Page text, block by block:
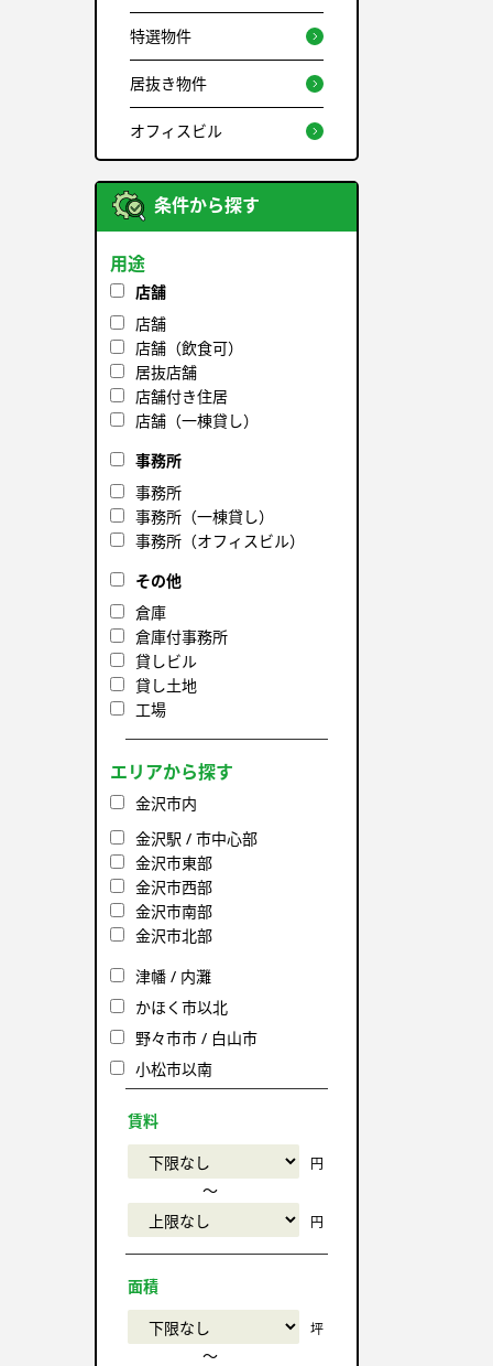
特選物件
居抜き物件
オフィスビル
条件から探す
用途
店舗
店舗
店舗（飲食可）
居抜店舗
店舗付き住居
店舗（一棟貸し）
事務所
事務所
事務所（一棟貸し）
事務所（オフィスビル）
その他
倉庫
倉庫付事務所
貸しビル
貸し土地
工場
エリアから探す
金沢市内
金沢駅 / 市中心部
金沢市東部
金沢市西部
金沢市南部
金沢市北部
津幡 / 内灘
かほく市以北
野々市市 / 白山市
小松市以南
賃料
円
〜
円
面積
坪
〜